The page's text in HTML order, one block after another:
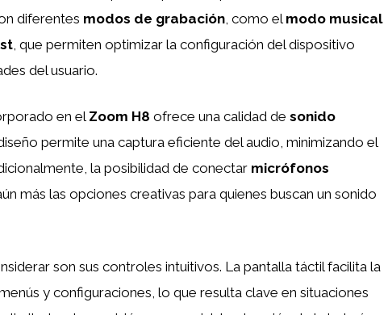
diferentes modos de grabación , como el modo musical
, que permiten optimizar la configuración del dispositivo
del usuario.
en elZoom H8 ofrece una calidad de sonido
permite una captura eficiente del audio, minimizando el
la posibilidad de conectar micrófonos
más las opciones creativas para quienes buscan un sonido
son sus controles intuitivos. La pantalla táctil facilita la
y configuraciones, lo que resulta clave en situaciones